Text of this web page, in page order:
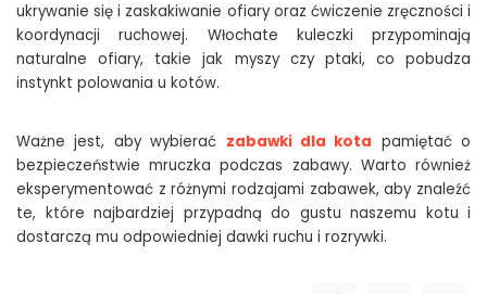
ukrywanie się i zaskakiwanie ofiary oraz ćwiczenie zręczności i
koordynacji ruchowej. Włochate kuleczki przypominają
naturalne ofiary, takie jak myszy czy ptaki, co pobudza
instynkt polowania u kotów.
Ważne jest, aby wybierać zabawki dla kota pamiętać o
bezpieczeństwie mruczka podczas zabawy. Warto również
eksperymentować z różnymi rodzajami zabawek, aby znaleźć
te, które najbardziej przypadną do gustu naszemu kotu i
dostarczą mu odpowiedniej dawki ruchu i rozrywki.